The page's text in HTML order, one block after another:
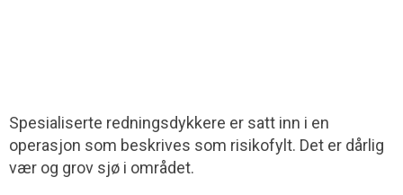
Spesialiserte redningsdykkere er satt inn i en
operasjon som beskrives som risikofylt. Det er dårlig
vær og grov sjø i området.